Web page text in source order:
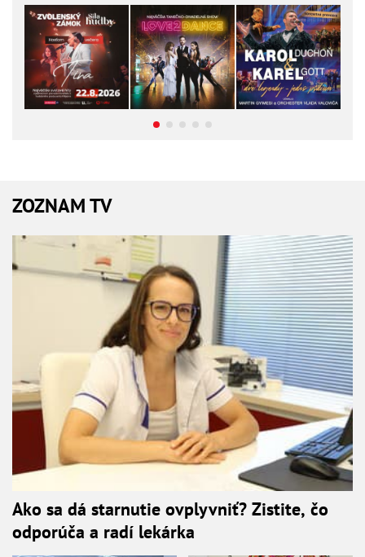
ZOZNAM TV
Ako sa dá starnutie ovplyvniť? Zistite, čo
odporúča a radí lekárka